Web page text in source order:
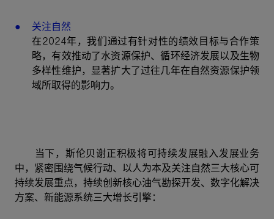
关注自然
在2024年，我们通过有针对性的绩效目标与合作策
略，有效推动了水资源保护、循环经济发展以及生物
多样性维护，显著扩大了过往几年在自然资源保护领
域所取得的影响力。
当下，斯伦贝谢正积极将可持续发展融入发展业务
中，紧密围绕气候行动、以人为本及关注自然三大核心可
持续发展重点，持续创新核心油气勘探开发、数字化解决
方案、新能源系统三大增长引擎：